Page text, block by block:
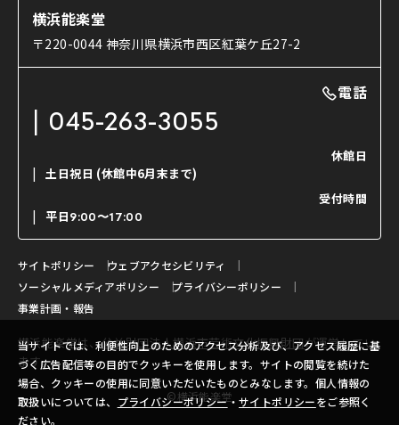
当サイトでは、利便性向上のためのアクセス分析及び、アクセス履歴に基
づく広告配信等の目的でクッキーを使用します。サイトの閲覧を続けた
場合、クッキーの使用に同意いただいたものとみなします。個人情報の
取扱いについては、 プライバシーポリシー・サイトポリシーをご参照く
ださい。
ご利用の流れ
利用料金表
能舞台と演じ手
使用する道具
能・狂言の曲目説明
日本の古典芸能
コラム
OTABISHO
チケット購入方法
ご寄附について
よくいただくご質問
お問い合わせ
横浜能楽堂
〒220-0044 神奈川県横浜市西区紅葉ケ丘27-2
電話
045-263-3055
休館日
土日祝日 (休館中6月末まで)
受付時間
平日9:00〜17:00
サイトポリシー
ウェブアクセシビリティ
ソーシャルメディアポリシー
プライバシーポリシー
事業計画・報告
横浜能楽堂は、公益財団法人横浜市芸術文化振興財団が運営してい
ます。
©横浜能楽堂